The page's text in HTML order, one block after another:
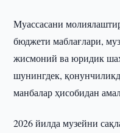
Муассасани
бюджети маблағлари,
жисмоний ва юридик
шунингдек,
манбалар ҳисобидан
2026 йилда музейни